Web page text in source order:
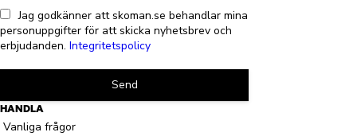
Jag godkänner att skoman.se behandlar mina
personuppgifter för att skicka nyhetsbrev och
erbjudanden. Integritetspolicy
Send
HANDLA
Vanliga frågor